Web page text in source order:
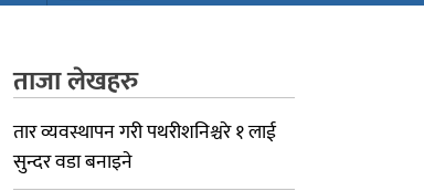
ताजा लेखहरु
तार व्यवस्थापन गरी पथरीशनिश्चरे १ लाई
सुन्दर वडा बनाइने